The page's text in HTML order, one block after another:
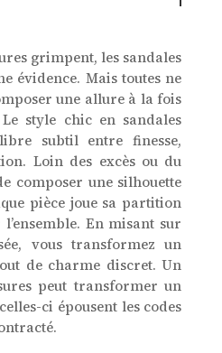
grimpent, les sandales
évidence. Mais toutes ne
une allure à la fois
style chic en sandales
subtil entre finesse,
Loin des excès ou du
composer une silhouette
pièce joue sa partition
En misant sur
vous transformez un
de charme discret. Un
peut transformer un
ci épousent les codes